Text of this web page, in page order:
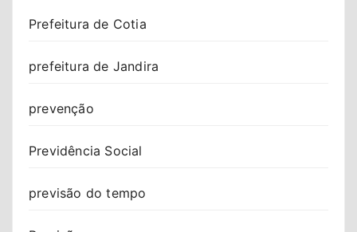
Prefeitura de Cotia
prefeitura de Jandira
prevenção
Previdência Social
previsão do tempo